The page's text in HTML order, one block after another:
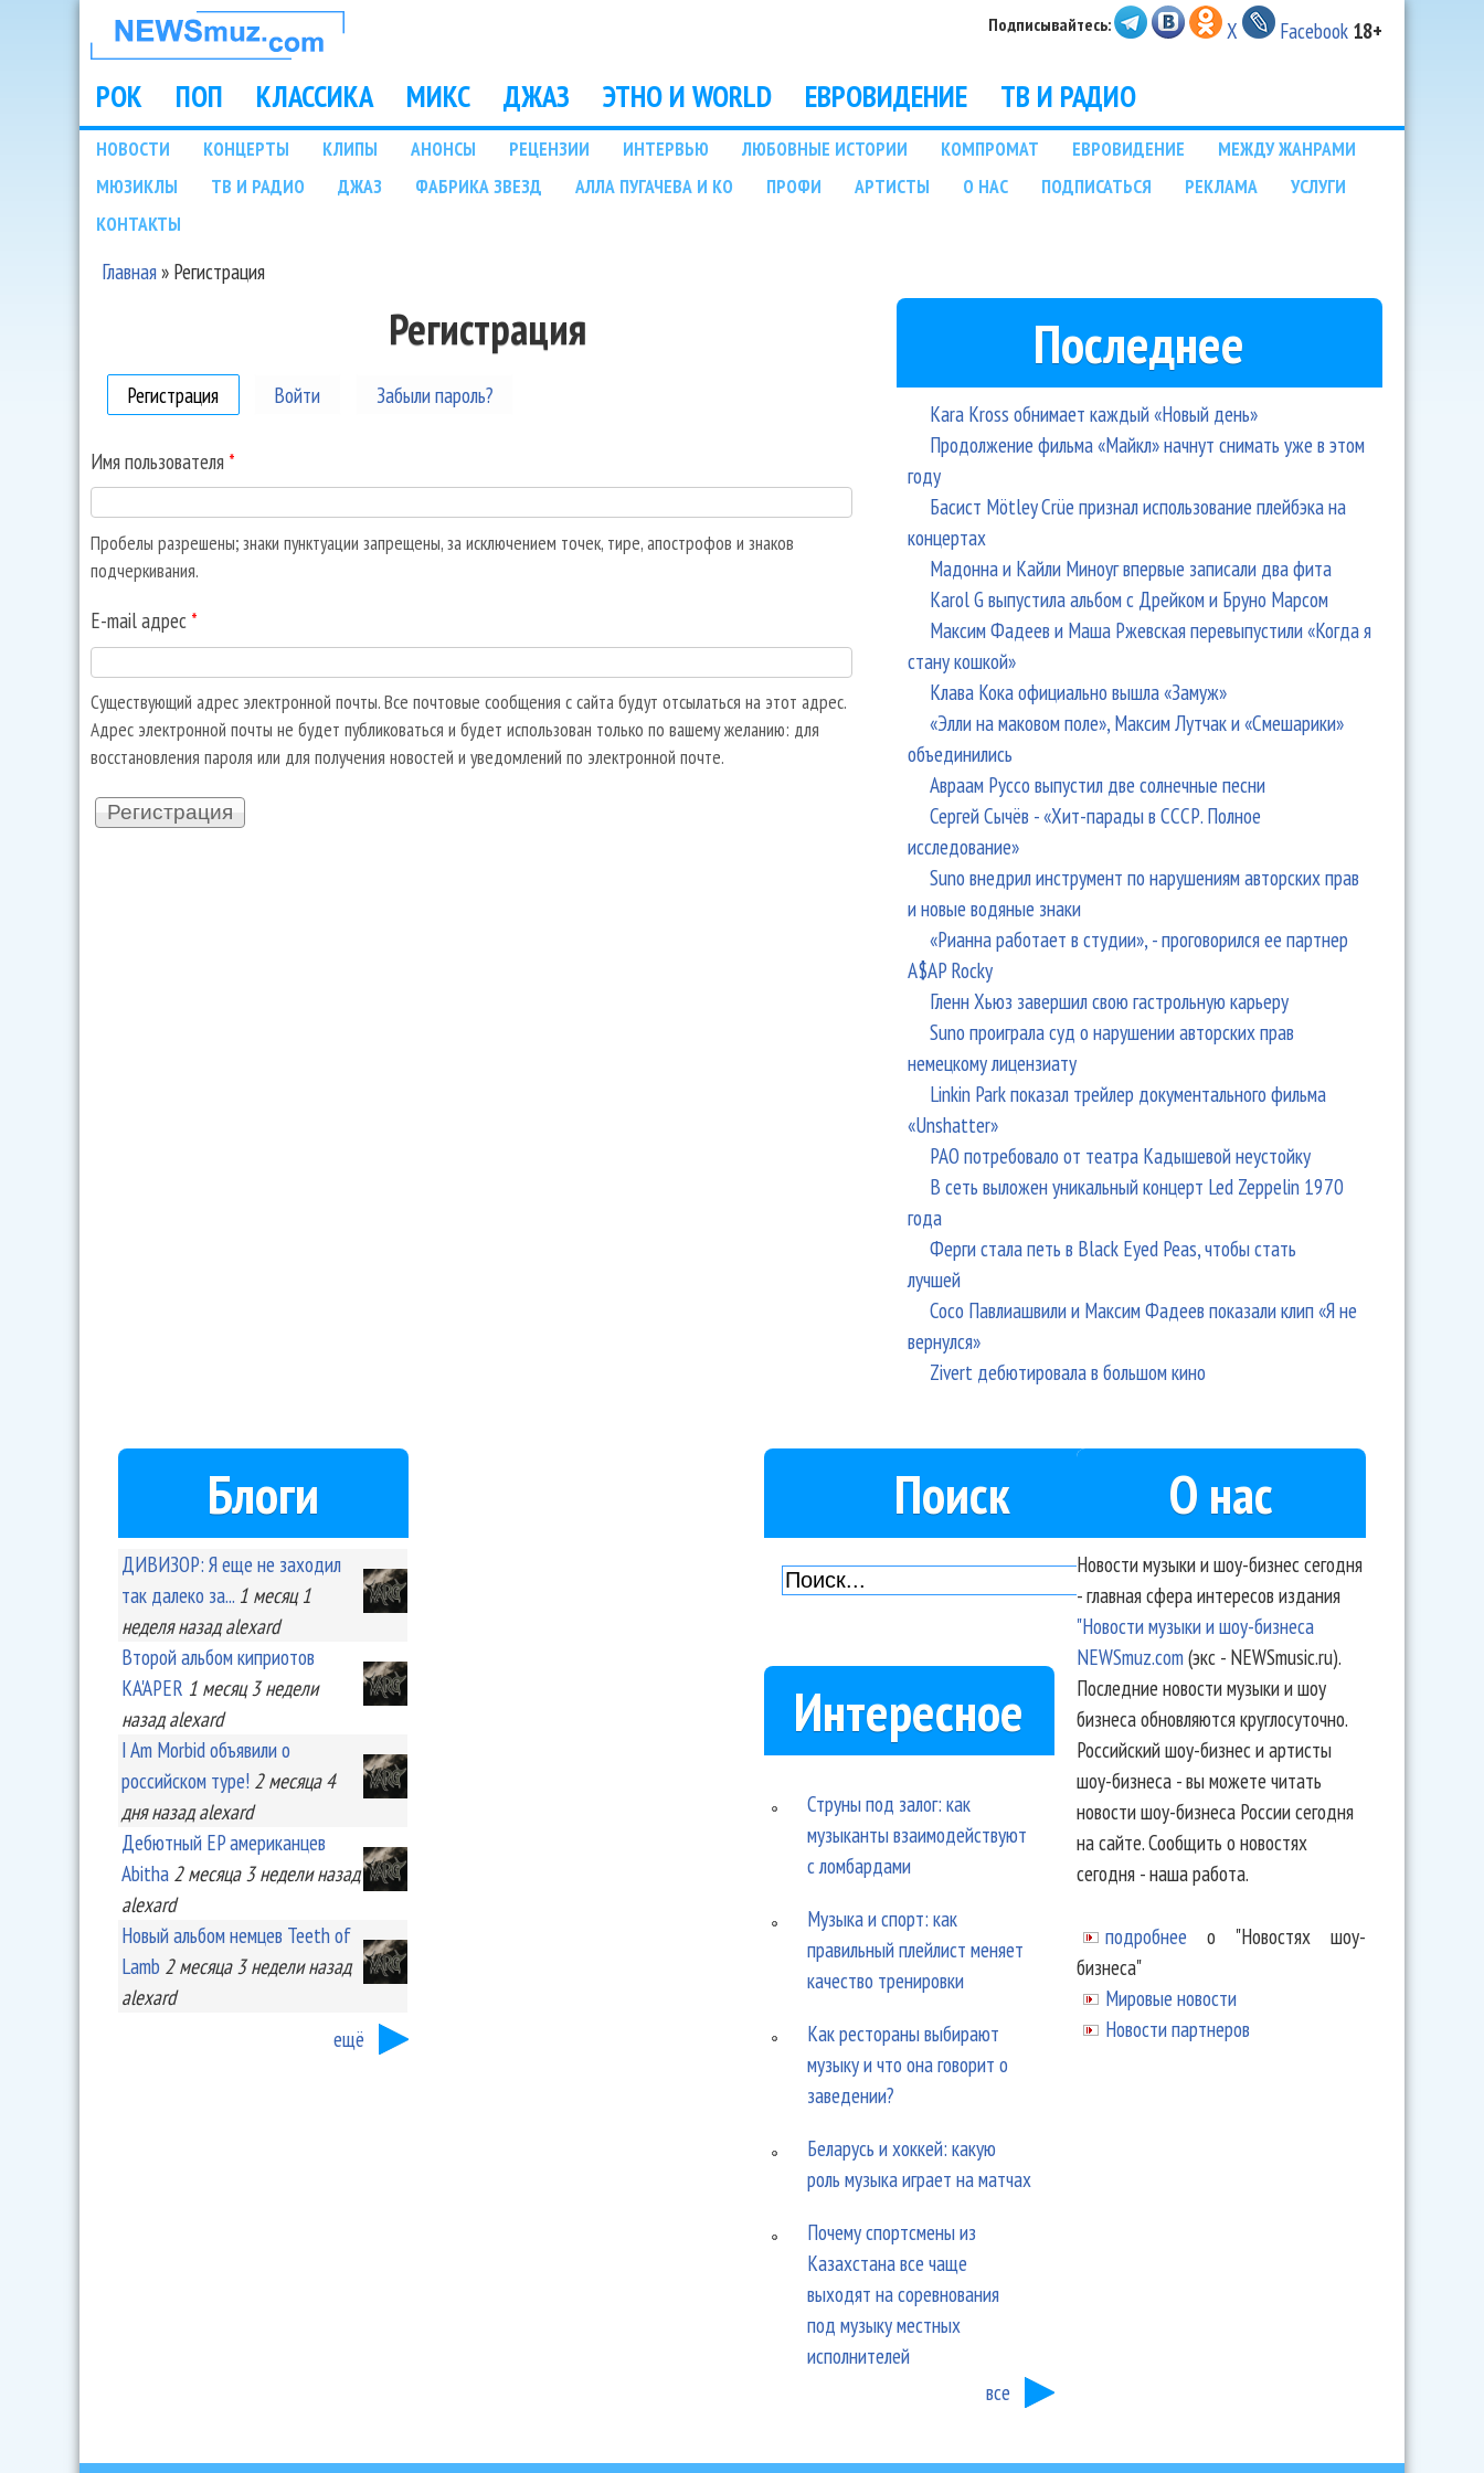
НОВОСТИ
МУЗЫКИ И
ШОУ БИЗНЕСА
NEWSMUZ.COM
Подписывайтесь: X Facebook 18+
Main menu
РОК ПОП КЛАССИКА МИКС ДЖАЗ ЭТНО И WORLD ЕВРОВИДЕНИЕ ТВ И РАДИО
Подразделы
НОВОСТИ КОНЦЕРТЫ КЛИПЫ АНОНСЫ РЕЦЕНЗИИ ИНТЕРВЬЮ ЛЮБОВНЫЕ ИСТОРИИ КОМПРОМАТ ЕВРОВИДЕНИЕ
МЕЖДУ ЖАНРАМИ
МЮЗИКЛЫ
ТВ И РАДИО ДЖАЗ ФАБРИКА ЗВЕЗД АЛЛА ПУГАЧЕВА И КО ПРОФИ АРТИСТЫ О НАС ПОДПИСАТЬСЯ РЕКЛАМА
УСЛУГИ
КОНТАКТЫ
Главная» Регистрация
Регистрация
Регистрация (активная вкладка)
Войти Забыли пароль?
Имя пользователя *
Пробелы разрешены; знаки пунктуации запрещены, за исключением точек, тире, апострофов и знаков
подчеркивания.
E-mail адрес *
Существующий адрес электронной почты. Все почтовые сообщения с сайта будут отсылаться на этот адрес.
Адрес электронной почты не будет публиковаться и будет использован только по вашему желанию: для
восстановления пароля или для получения новостей и уведомлений по электронной почте.
Последнее
Kara Kross обнимает каждый «Новый день»
Продолжение фильма «Майкл» начнут снимать уже в этом
году
Басист Mötley Crüe признал использование плейбэка на
концертах
Мадонна и Кайли Миноуг впервые записали два фита
Karol G выпустила альбом с Дрейком и Бруно Марсом
Максим Фадеев и Маша Ржевская перевыпустили «Когда я
стану кошкой»
Клава Кока официально вышла «Замуж»
«Элли на маковом поле», Максим Лутчак и «Смешарики»
объединились
Авраам Руссо выпустил две солнечные песни
Сергей Сычёв - «Хит-парады в СССР. Полное
исследование»
Suno внедрил инструмент по нарушениям авторских прав
и новые водяные знаки
«Рианна работает в студии», - проговорился ее партнер
A$AP Rocky
Гленн Хьюз завершил свою гастрольную карьеру
Suno проиграла суд о нарушении авторских прав
немецкому лицензиату
Linkin Park показал трейлер документального фильма
«Unshatter»
РАО потребовало от театра Кадышевой неустойку
В сеть выложен уникальный концерт Led Zeppelin 1970
года
Ферги стала петь в Black Eyed Peas, чтобы стать
лучшей
Сосо Павлиашвили и Максим Фадеев показали клип «Я не
вернулся»
Zivert дебютировала в большом кино
Блоги
ДИВИЗОР: Я еще не заходил
так далеко за... 1 месяц 1
неделяназад alexard
Второй альбом киприотов
KA'APER 1 месяц 3 недели
назад alexard
I Am Morbid объявили о
российском туре! 2 месяца 4
дняназад alexard
Дебютный EP американцев
Abitha 2 месяца 3 неделиназад
alexard
Новый альбом немцев Teeth of
Lamb 2 месяца 3 неделиназад
alexard
ещё
Поиск
Интересное
Струны под залог: как
музыканты взаимодействуют
с ломбардами
Музыка и спорт: как
правильный плейлист меняет
качество тренировки
Как рестораны выбирают
музыку и что она говорит о
заведении?
Беларусь и хоккей: какую
роль музыка играет на матчах
Почему спортсмены из
Казахстана все чаще
выходят на соревнования
под музыку местных
исполнителей
все
О нас
Новости музыки и шоу-бизнес сегодня
- главная сфера интересов издания
"Новости музыки и шоу-бизнеса
NEWSmuz.com(экс - NEWSmusic.ru).
Последние новости музыки и шоу
бизнеса обновляются круглосуточно.
Российский шоу-бизнес и артисты
шоу-бизнеса - вы можете читать
новости шоу-бизнеса России сегодня
на сайте. Сообщить о новостях
сегодня - наша работа.
подробнее о "Новостях шоу-
бизнеса"
Мировые новости
Новости партнеров